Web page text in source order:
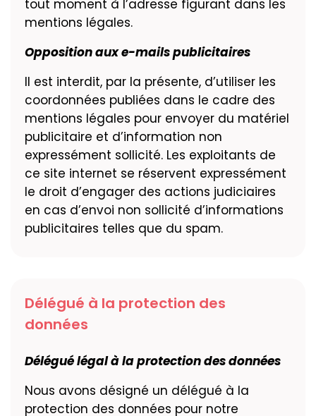
tout moment à l’adresse figurant dans les
mentions légales.
Opposition aux e-mails publicitaires
Il est interdit, par la présente, d’utiliser les
coordonnées publiées dans le cadre des
mentions légales pour envoyer du matériel
publicitaire et d’information non
expressément sollicité. Les exploitants de
ce site internet se réservent expressément
le droit d’engager des actions judiciaires
en cas d’envoi non sollicité d’informations
publicitaires telles que du spam.
Délégué à la protection des
données
Délégué légal à la protection des données
Nous avons désigné un délégué à la
protection des données pour notre